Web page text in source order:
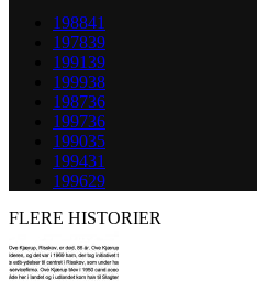
198841
197839
199139
199938
198736
199736
199035
199431
199629
FLERE HISTORIER